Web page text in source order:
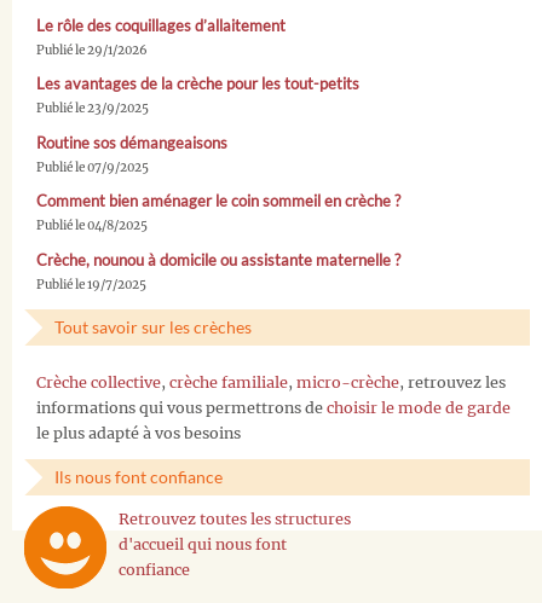
Le rôle des coquillages d’allaitement
Publié le 29/1/2026
Les avantages de la crèche pour les tout-petits
Publié le 23/9/2025
Routine sos démangeaisons
Publié le 07/9/2025
Comment bien aménager le coin sommeil en crèche ?
Publié le 04/8/2025
Crèche, nounou à domicile ou assistante maternelle ?
Publié le 19/7/2025
Tout savoir sur les crèches
Crèche collective, crèche familiale, micro-crèche, retrouvez les
informations qui vous permettrons de choisir le mode de garde
le plus adapté à vos besoins
Ils nous font confiance
Retrouvez toutes les structures
d'accueil qui nous font
confiance